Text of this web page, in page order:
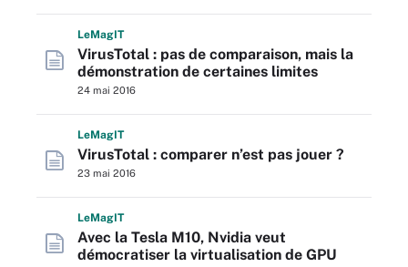
LeMagIT
VirusTotal : pas de comparaison, mais la
démonstration de certaines limites
24 mai 2016
LeMagIT
VirusTotal : comparer n’est pas jouer ?
23 mai 2016
LeMagIT
Avec la Tesla M10, Nvidia veut
démocratiser la virtualisation de GPU